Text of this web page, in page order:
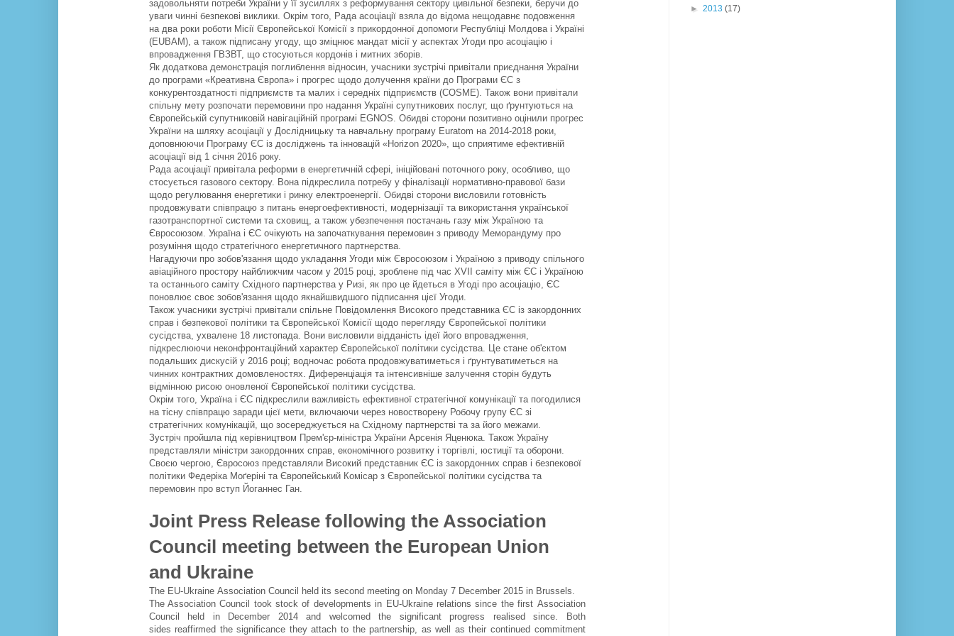
задовольняти потреби України у її зусиллях з реформування сектору цивільної безпеки, беручи до
уваги чинні безпекові виклики. Окрім того, Рада асоціації взяла до відома нещодавнє подовження
на два роки роботи Місії Європейської Комісії з прикордонної допомоги Республіці Молдова і Україні
(EUBAM), а також підписану угоду, що зміцнює мандат місії у аспектах Угоди про асоціацію і
впровадження ГВЗВТ, що стосуються кордонів і митних зборів.
Як додаткова демонстрація поглиблення відносин, учасники зустрічі привітали приєднання України
до програми «Креативна Європа» і прогрес щодо долучення країни до Програми ЄС з
конкурентоздатності підприємств та малих і середніх підприємств (COSME). Також вони привітали
спільну мету розпочати перемовини про надання Україні супутникових послуг, що ґрунтуються на
Європейській супутниковій навігаційній програмі EGNOS. Обидві сторони позитивно оцінили прогрес
України на шляху асоціації у Дослідницьку та навчальну програму Euratom на 2014-2018 роки,
доповнюючи Програму ЄС із досліджень та інновацій «Horizon 2020», що сприятиме ефективній
асоціації від 1 січня 2016 року.
Рада асоціації привітала реформи в енергетичній сфері, ініційовані поточного року, особливо, що
стосується газового сектору. Вона підкреслила потребу у фіналізації нормативно-правової бази
щодо регулювання енергетики і ринку електроенергії. Обидві сторони висловили готовність
продовжувати співпрацю з питань енергоефективності, модернізації та використання української
газотранспортної системи та сховищ, а також убезпечення постачань газу між Україною та
Євросоюзом. Україна і ЄС очікують на започаткування перемовин з приводу Меморандуму про
розуміння щодо стратегічного енергетичного партнерства.
Нагадуючи про зобов'язання щодо укладання Угоди між Євросоюзом і Україною з приводу спільного
авіаційного простору найближчим часом у 2015 році, зроблене під час XVII саміту між ЄС і Україною
та останнього саміту Східного партнерства у Ризі, як про це йдеться в Угоді про асоціацію, ЄС
поновлює своє зобов'язання щодо якнайшвидшого підписання цієї Угоди.
Також учасники зустрічі привітали спільне Повідомлення Високого представника ЄС із закордонних
справ і безпекової політики та Європейської Комісії щодо перегляду Європейської політики
сусідства, ухвалене 18 листопада. Вони висловили відданість ідеї його впровадження,
підкреслюючи неконфронтаційний характер Європейської політики сусідства. Це стане об'єктом
подальших дискусій у 2016 році; водночас робота продовжуватиметься і ґрунтуватиметься на
чинних контрактних домовленостях. Диференціація та інтенсивніше залучення сторін будуть
відмінною рисою оновленої Європейської політики сусідства.
Окрім того, Україна і ЄС підкреслили важливість ефективної стратегічної комунікації та погодилися
на тісну співпрацю заради цієї мети, включаючи через новостворену Робочу групу ЄС зі
стратегічних комунікацій, що зосереджується на Східному партнерстві та за його межами.
Зустріч пройшла під керівництвом Прем'єр-міністра України Арсенія Яценюка. Також Україну
представляли міністри закордонних справ, економічного розвитку і торгівлі, юстиції та оборони.
Своєю чергою, Євросоюз представляли Високий представник ЄС із закордонних справ і безпекової
політики Федеріка Моґеріні та Європейський Комісар з Європейської політики сусідства та
перемовин про вступ Йоганнес Ган.
Joint Press Release following the Association
Council meeting between the European Union
and Ukraine
The EU-Ukraine Association Council held its second meeting on Monday 7 December 2015 in Brussels.
The Association Council took stock of developments in EU-Ukraine relations since the first Association
Council held in December 2014 and welcomed the significant progress realised since. Both
sides reaffirmed the significance they attach to the partnership, as well as their continued commitment
► 2013 (17)